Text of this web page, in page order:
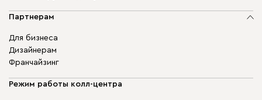
Партнерам
Для бизнеса
Дизайнерам
Франчайзинг
Режим работы колл-центра